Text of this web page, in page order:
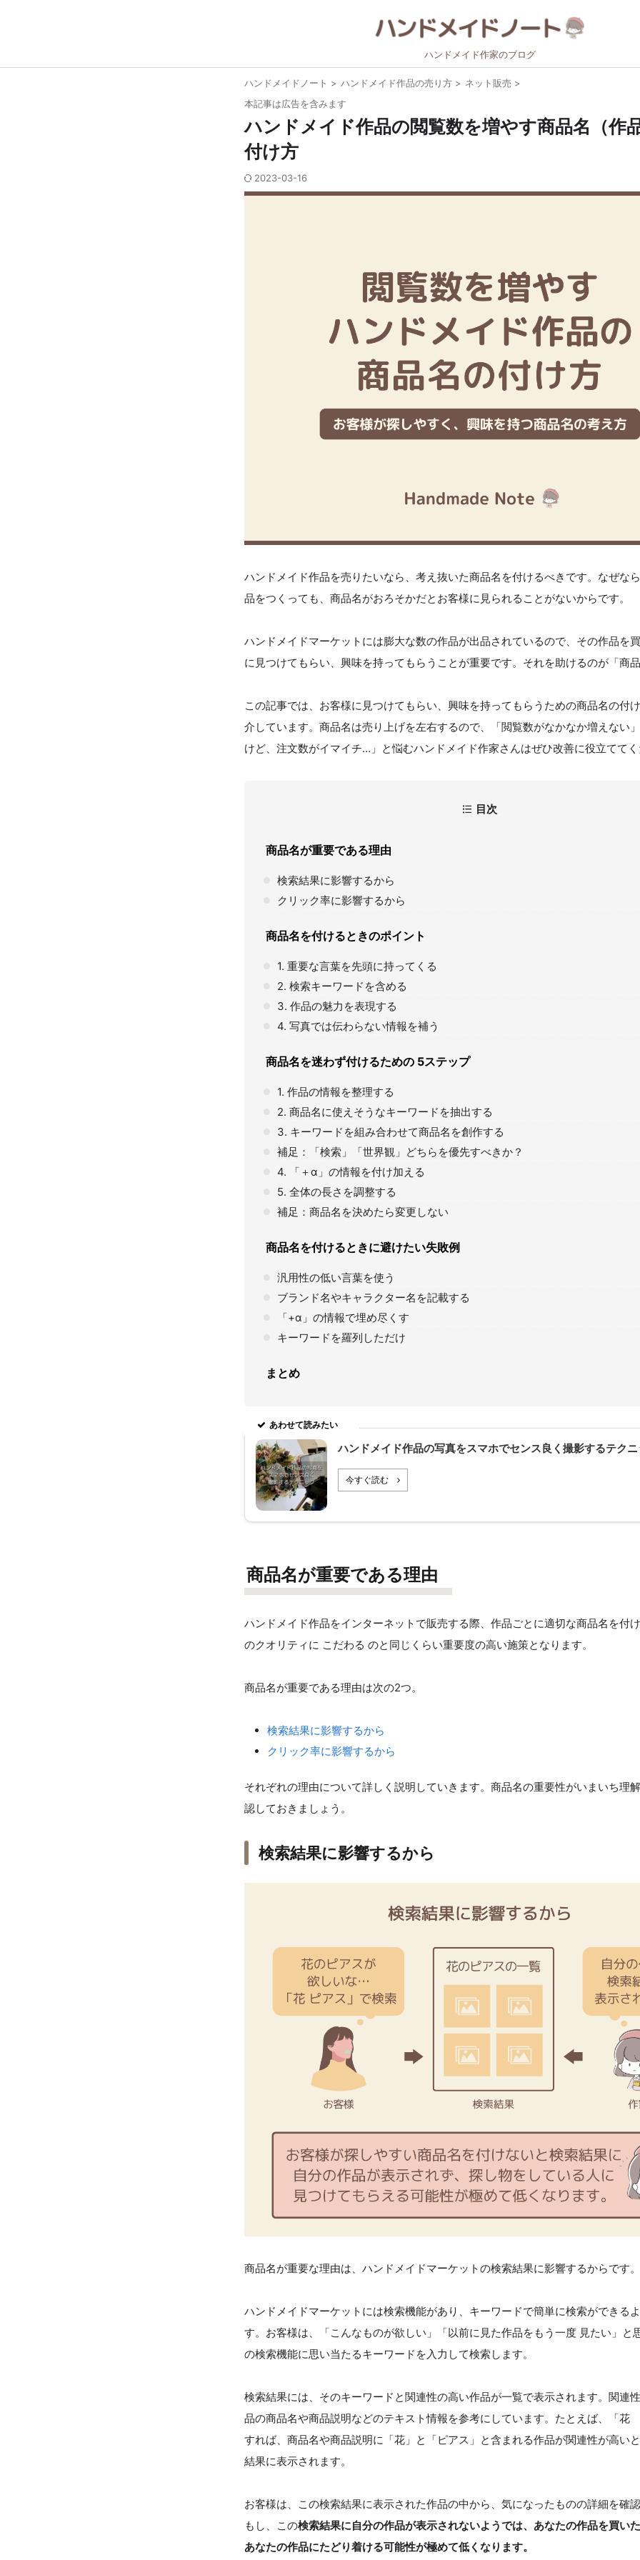
ハンドメイド作家のブログ
ハンドメイドノート > ハンドメイド作品の売り方 > ネット販売 >
本記事は広告を含みます
ハンドメイド作品の閲覧数を増やす商品名（作
付け方
2023-03-16
ハンドメイド作品を売りたいなら、考え抜いた商品名を付けるべきです。なぜな
品をつくっても、商品名がおろそかだとお客様に見られることがないからです。
ハンドメイドマーケットには膨大な数の作品が出品されているので、その作品を
に見つけてもらい、興味を持ってもらうことが重要です。それを助けるのが「商
この記事では、お客様に見つけてもらい、興味を持ってもらうための商品名の付
介しています。商品名は売り上げを左右するので、「閲覧数がなかなか増えない
けど、注文数がイマイチ…」と悩むハンドメイド作家さんはぜひ改善に役立てて
目次
商品名が重要である理由
検索結果に影響するから
クリック率に影響するから
商品名を付けるときのポイント
1. 重要な言葉を先頭に持ってくる
2. 検索キーワードを含める
3. 作品の魅力を表現する
4. 写真では伝わらない情報を補う
商品名を迷わず付けるための 5ステップ
1. 作品の情報を整理する
2. 商品名に使えそうなキーワードを抽出する
3. キーワードを組み合わせて商品名を創作する
補足：「検索」「世界観」どちらを優先すべきか？
4. 「＋α」の情報を付け加える
5. 全体の長さを調整する
補足：商品名を決めたら変更しない
商品名を付けるときに避けたい失敗例
汎用性の低い言葉を使う
ブランド名やキャラクター名を記載する
「+α」の情報で埋め尽くす
キーワードを羅列しただけ
まとめ
あわせて読みたい
ハンドメイド作品の写真をスマホでセンス良く撮影するテク
今すぐ読む
商品名が重要である理由
ハンドメイド作品をインターネットで販売する際、作品ごとに適切な商品名を付
のクオリティに こだわる のと同じくらい重要度の高い施策となります。
商品名が重要である理由は次の2つ。
検索結果に影響するから
クリック率に影響するから
それぞれの理由について詳しく説明していきます。商品名の重要性がいまいち理
認しておきましょう。
検索結果に影響するから
商品名が重要な理由は、ハンドメイドマーケットの検索結果に影響するからです。
ハンドメイドマーケットには検索機能があり、キーワードで簡単に検索ができる
す。お客様は、「こんなものが欲しい」「以前に見た作品をもう一度 見たい」と
の検索機能に思い当たるキーワードを入力して検索します。
検索結果には、そのキーワードと関連性の高い作品が一覧で表示されます。関連
品の商品名や商品説明などのテキスト情報を参考にしています。たとえば、「
すれば、商品名や商品説明に「花」と「ピアス」と含まれる作品が関連性が高い
結果に表示されます。
お客様は、この検索結果に表示された作品の中から、気になったものの詳細を確
もし、この検索結果に自分の作品が表示されないようでは、あなたの作品を買い
あなたの作品にたどり着ける可能性が極めて低くなります。